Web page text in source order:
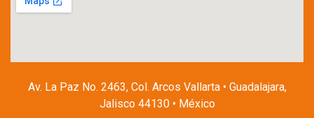
Av. La Paz No. 2463, Col. Arcos Vallarta • Guadalajara,
Jalisco 44130 • México